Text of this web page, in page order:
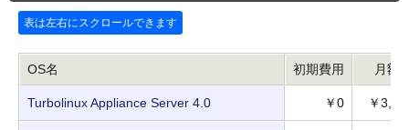
OS名 初期費用 月額
Turbolinux Appliance Server 4.0 ￥0 ￥